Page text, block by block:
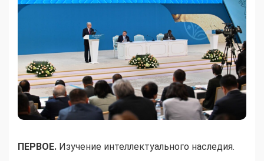
ПЕРВОЕ. Изучение интеллектуального наследия.